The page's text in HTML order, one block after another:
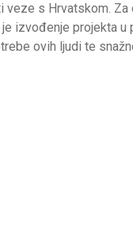
veze s Hrvatskom. Za
izvođenje projekta u
ovih ljudi te